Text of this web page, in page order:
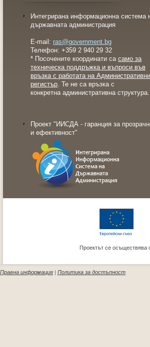
Интегрирана информационна система
държавната администрация
E-mail: ras@government.bg
Телефон: +359 2 940 29 32
* Посочените координати са само за
техническа поддръжка и въпроси във
връзка с работата на
регистър. Те не са връзка с
конкретна административна структура.
Проект "ИИСДА - гаранция за
и ефективност"
Проектът се осъществява
Правна информация | Политика за достъпност